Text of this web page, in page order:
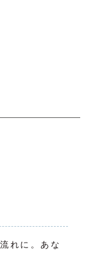
れに。あな